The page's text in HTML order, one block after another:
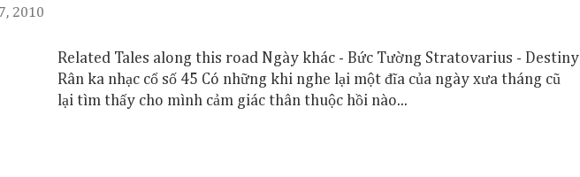
2010
Related Tales along this road Ngày khác - Bức Tường Stratovarius - Destiny
Rân ka nhạc cổ số 45 Có những khi nghe lại một đĩa của ngày xưa tháng cũ
lại tìm thấy cho mình cảm giác thân thuộc hồi nào...